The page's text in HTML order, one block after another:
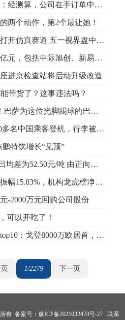
订单中，绝大部分将在2026年内实现收入确认
两个动作，第2个最让她！
真赛道 五一视界盘中涨超9% 快播
、新易盛、兆易创新、长鑫科技、寒武纪等|观热点
进京检查站将启动升级改造
带货了？这事违法吗？
脚踢球的巴西姑娘，砸了队史转会费纪录
航司未给任何说明，航班却正常起飞，现场安保还做出“拉眼角”歧视手势
特饮增长“见顶”
元/吨 由正向缩小重新扩大 今日看点
，机构龙虎榜净买入1211.04万元
-2000万元回购公司股份
可以开吃了！
8000万欧居首，前八均来自皇萨、马竞
1/2279 下一页
有 备案号： 豫ICP备2021032478号-27联系